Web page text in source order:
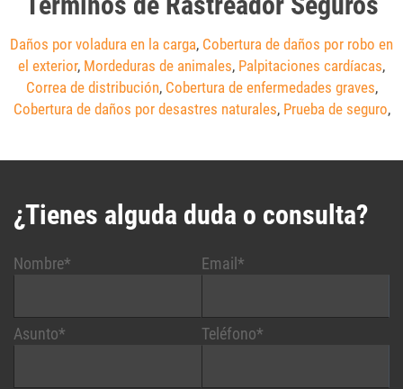
Daños por voladura en la carga, Cobertura de daños por robo en
el exterior, Mordeduras de animales, Palpitaciones cardíacas,
Correa de distribución, Cobertura de enfermedades graves,
Cobertura de daños por desastres naturales, Prueba de seguro,
¿Tienes alguda duda o consulta?
Nombre*
Asunto*
Email*
Teléfono*